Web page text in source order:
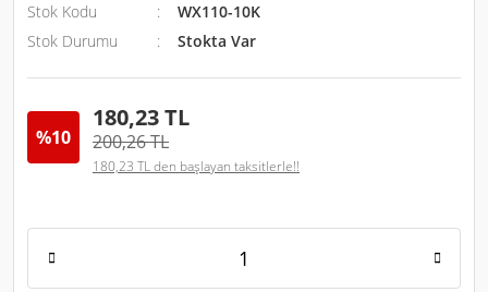
Stok Kodu
WX110-10K
Stok Durumu
Stokta Var
%10
180,23 TL
200,26 TL
180,23 TL den başlayan taksitlerle!!